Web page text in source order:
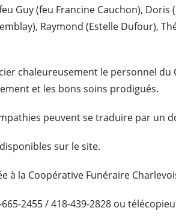
Guy (feu Francine Cauchon),
Raymond (Estelle Dufour),
chaleureusement le personnel du
et les bons soins prodigués.
peuvent se traduire par un
sur le site.
à la Coopérative Funéraire
2455 / 418-439-2828 ou